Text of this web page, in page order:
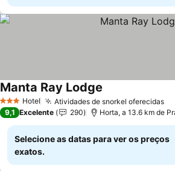
3 EstrelasHotel Atividades de snorkel oferecidas
Manta Ray Lodge
9,1 Excelente 290 Horta, a 13.6 km de
Selecione as datas para ver os preços
exatos.